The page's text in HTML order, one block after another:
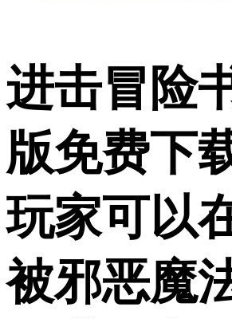
进击冒险
版免费下
玩家可以
被邪恶魔